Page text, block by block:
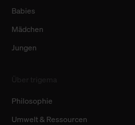
Babies
Mädchen
Jungen
Philosophie
Umwelt & Ressourcen